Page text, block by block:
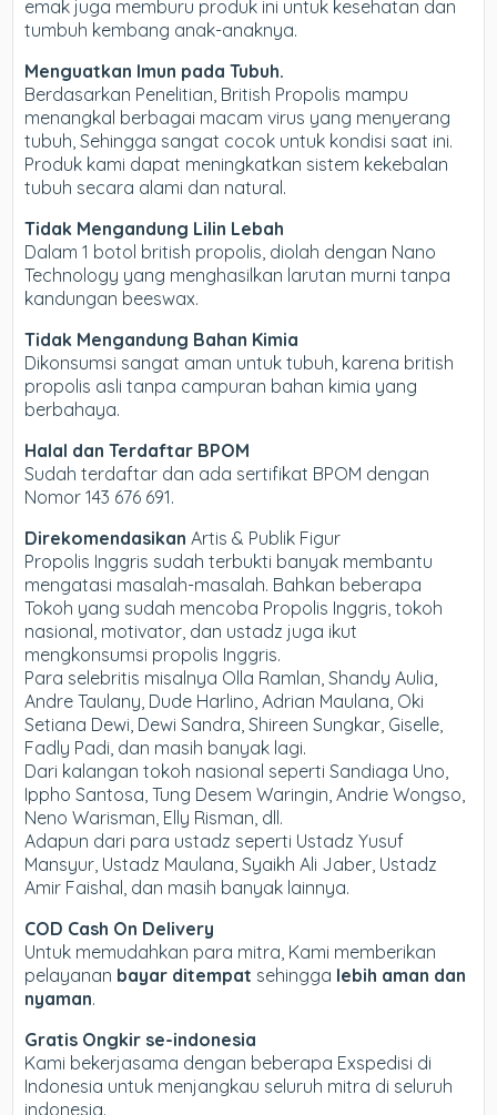
emak juga memburu produk ini untuk kesehatan dan
tumbuh kembang anak-anaknya.
Menguatkan Imun pada Tubuh.
Berdasarkan Penelitian, British Propolis mampu
menangkal berbagai macam virus yang menyerang
tubuh, Sehingga sangat cocok untuk kondisi saat ini.
Produk kami dapat meningkatkan sistem kekebalan
tubuh secara alami dan natural.
Tidak Mengandung Lilin Lebah
Dalam 1 botol british propolis, diolah dengan Nano
Technology yang menghasilkan larutan murni tanpa
kandungan beeswax.
Tidak Mengandung Bahan Kimia
Dikonsumsi sangat aman untuk tubuh, karena british
propolis asli tanpa campuran bahan kimia yang
berbahaya.
Halal dan Terdaftar BPOM
Sudah terdaftar dan ada sertifikat BPOM dengan
Nomor 143 676 691.
Direkomendasikan Artis & Publik Figur
Propolis Inggris sudah terbukti banyak membantu
mengatasi masalah-masalah. Bahkan beberapa
Tokoh yang sudah mencoba Propolis Inggris, tokoh
nasional, motivator, dan ustadz juga ikut
mengkonsumsi propolis Inggris.
Para selebritis misalnya Olla Ramlan, Shandy Aulia,
Andre Taulany, Dude Harlino, Adrian Maulana, Oki
Setiana Dewi, Dewi Sandra, Shireen Sungkar, Giselle,
Fadly Padi, dan masih banyak lagi.
Dari kalangan tokoh nasional seperti Sandiaga Uno,
Ippho Santosa, Tung Desem Waringin, Andrie Wongso,
Neno Warisman, Elly Risman, dll.
Adapun dari para ustadz seperti Ustadz Yusuf
Mansyur, Ustadz Maulana, Syaikh Ali Jaber, Ustadz
Amir Faishal, dan masih banyak lainnya.
COD Cash On Delivery
Untuk memudahkan para mitra, Kami memberikan
pelayanan bayar ditempat sehingga lebih aman dan
nyaman.
Gratis Ongkir se-indonesia
Kami bekerjasama dengan beberapa Exspedisi di
Indonesia untuk menjangkau seluruh mitra di seluruh
indonesia.